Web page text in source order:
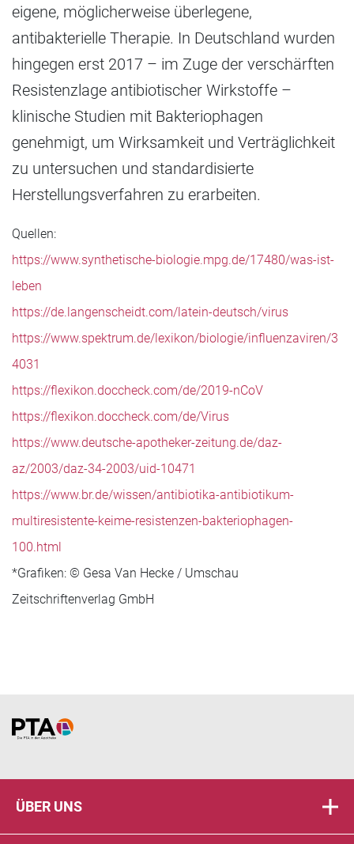
eigene, möglicherweise überlegene,
antibakterielle Therapie. In Deutschland wurden
hingegen erst 2017 – im Zuge der verschärften
Resistenzlage antibiotischer Wirkstoffe –
klinische Studien mit Bakteriophagen
genehmigt, um Wirksamkeit und Verträglichkeit
zu untersuchen und standardisierte
Herstellungsverfahren zu erarbeiten.
Quellen:
https://www.synthetische-biologie.mpg.de/17480/was-ist-
leben
https://de.langenscheidt.com/latein-deutsch/virus
https://www.spektrum.de/lexikon/biologie/influenzaviren/3
4031
https://flexikon.doccheck.com/de/2019-nCoV
https://flexikon.doccheck.com/de/Virus
https://www.deutsche-apotheker-zeitung.de/daz-
az/2003/daz-34-2003/uid-10471
https://www.br.de/wissen/antibiotika-antibiotikum-
multiresistente-keime-resistenzen-bakteriophagen-
100.html
*Grafiken: © Gesa Van Hecke / Umschau
Zeitschriftenverlag GmbH
Home
ÜBER UNS